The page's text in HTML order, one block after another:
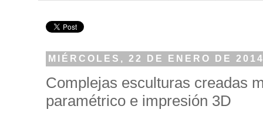
MIÉRCOLES, 22 DE ENERO DE
Complejas esculturas creadas
paramétrico e impresión 3D